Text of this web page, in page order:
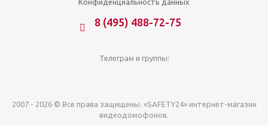
8 (495) 488-72-75
Телеграм и группы:
2007 - 2026 © Все права защищены. «SAFETY24» интернет-магазин
видеодомофонов.